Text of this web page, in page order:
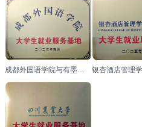
成都外国语学院与有墨公考达成合作，并授予其“大学生就业服务基地”称号